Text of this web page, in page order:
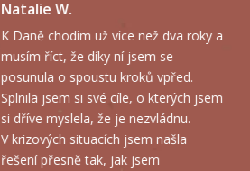
Nikollet H.
Danča mi pomohla získat nový úhel
pohledu nad osobním i profesním
rozhodováním. Díky našim setkáním
jsem posílila svou schopnost
stanovovat si priority. Naučila mne
pracovat a nastavovat zdravé hranice
a činit jasná rozhodnutí bez